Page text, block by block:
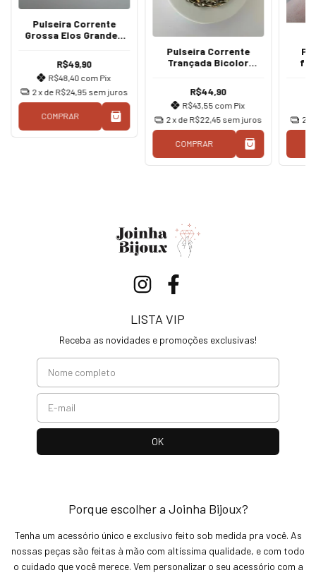
Pulseira Corrente
Grossa Elos Grandes
R$49,90
R$48,40 com Pix
2x de R$24,95 sem juros
COMPRAR
Pulseira Corrente
Trançada Bicolor
R$44,90
R$43,55 com Pix
2x de R$22,45 sem juros
COMPRAR
2
LISTA VIP
Receba as novidades e promoções exclusivas!
Porque escolher a Joinha Bijoux?
Tenha um acessório único e exclusivo feito sob medida pra você. As
nossas peças são feitas à mão com altíssima qualidade, e com todo
o cuidado que você merece. Vem personalizar o seu acessório com a